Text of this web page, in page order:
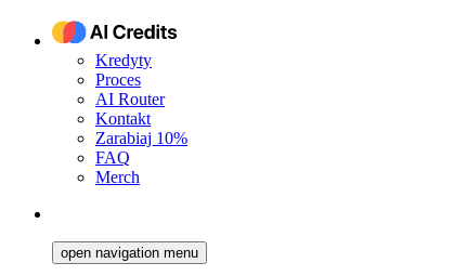
Kredyty
Proces
AI Router
Kontakt
Zarabiaj 10%
FAQ
Merch
open navigation menu